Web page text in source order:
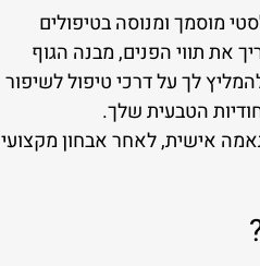
מוסמך ומנוסה בטיפולים
את תווי הפנים, מבנה הגוף
לך על דרכי טיפול לשיפור
הטבעית שלך.
אישית, לאחר אבחון מקצועי